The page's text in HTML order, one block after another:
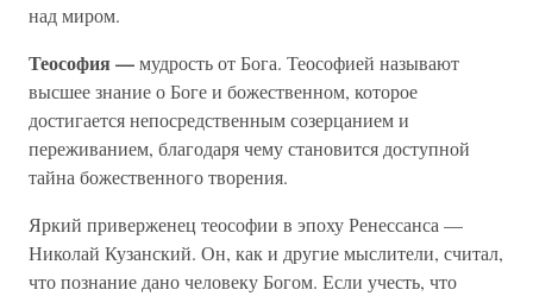
над миром.
Теософия —мудрость от Бога. Теософией называют
высшее знание о Боге и божественном, которое
достигается непосредственным созерцанием и
переживанием, благодаря чему становится доступной
тайна божественного творения.
Яркий приверженец теософии в эпоху Ренессанса —
Николай Кузанский. Он, как и другие мыслители, считал,
что познание дано человеку Богом. Если учесть, что